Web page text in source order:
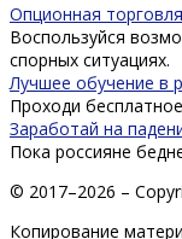
Опционная
Воспользуйся
спорных ситуациях.
Лучшее обучение в
Проходи
Заработай на
Пока россияне
© 2017–2026 –
Копирование